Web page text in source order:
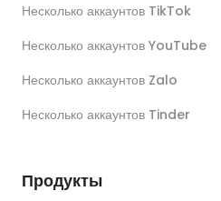
Несколько аккаунтов TikTok
Несколько аккаунтов YouTube
Несколько аккаунтов Zalo
Несколько аккаунтов Tinder
Продукты